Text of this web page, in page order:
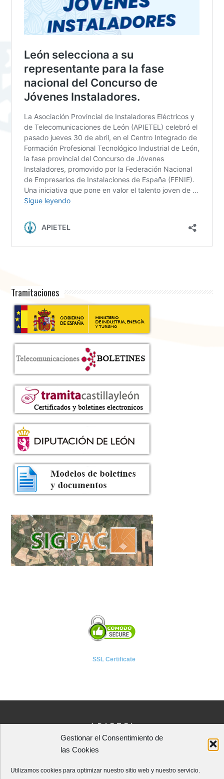
Gestionar el Consentimiento de
las Cookies
Utilizamos cookies para optimizar nuestro sitio web y nuestro servicio.
Tramitaciones
SSL Certificate
A P I E T E L
Asociación Provincial de Empresarios de Instalaciones Eléctricas,
Telecomunicaciones y Afines de León